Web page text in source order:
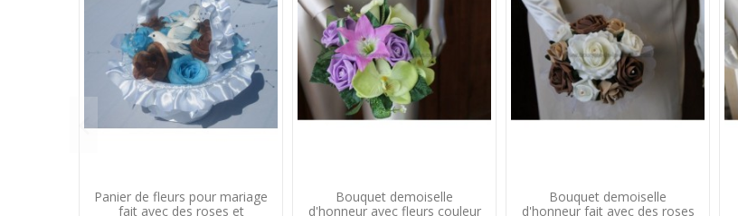
Panier de fleurs pour mariage
fait avec des roses et
Bouquet demoiselle
d'honneur avec fleurs couleur
Bouquet demoiselle
d'honneur fait avec des roses